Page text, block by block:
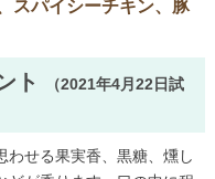
スパイシーチキン、豚
ト
（2021年4月22日試
わせる果実香、黒糖、燻し